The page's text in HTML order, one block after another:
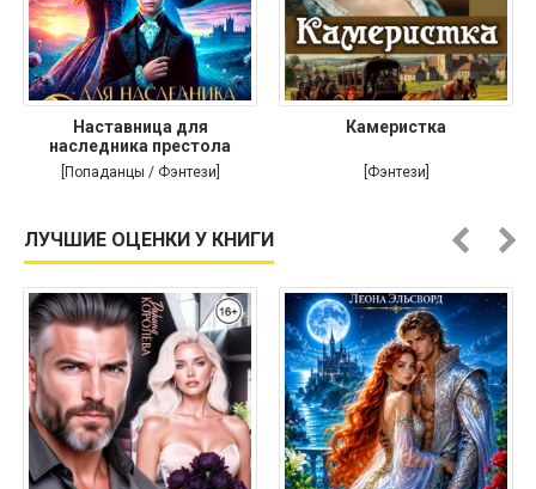
Наставница для
наследника престола
[Попаданцы / Фэнтези]
Камеристка
[Фэнтези]
ЛУЧШИЕ ОЦЕНКИ У КНИГИ